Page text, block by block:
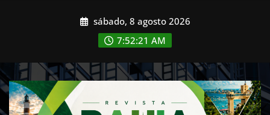
sábado, 8 agosto 2026
7:52:22 AM